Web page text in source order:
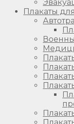
Плакаты